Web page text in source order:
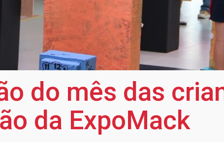
do mês das
da ExpoMack